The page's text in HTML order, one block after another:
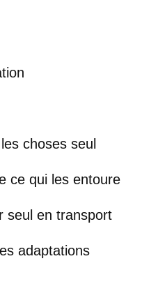
choses seul
ce qui les entoure
seul en transport
adaptations